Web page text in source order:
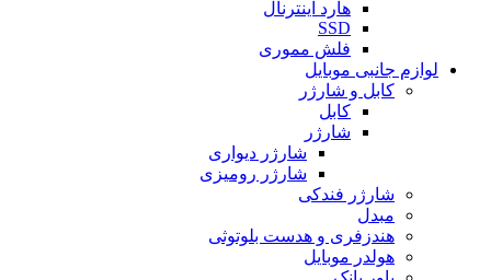
هارد اینترنال
SSD
فلش مموری
لوازم جانبی موبایل
کابل و شارژر
کابل
شارژر
شارژر دیواری
شارژر رومیزی
شارژر فندکی
مبدل
هندزفری و هدست بلوتوثی
هولدر موبایل